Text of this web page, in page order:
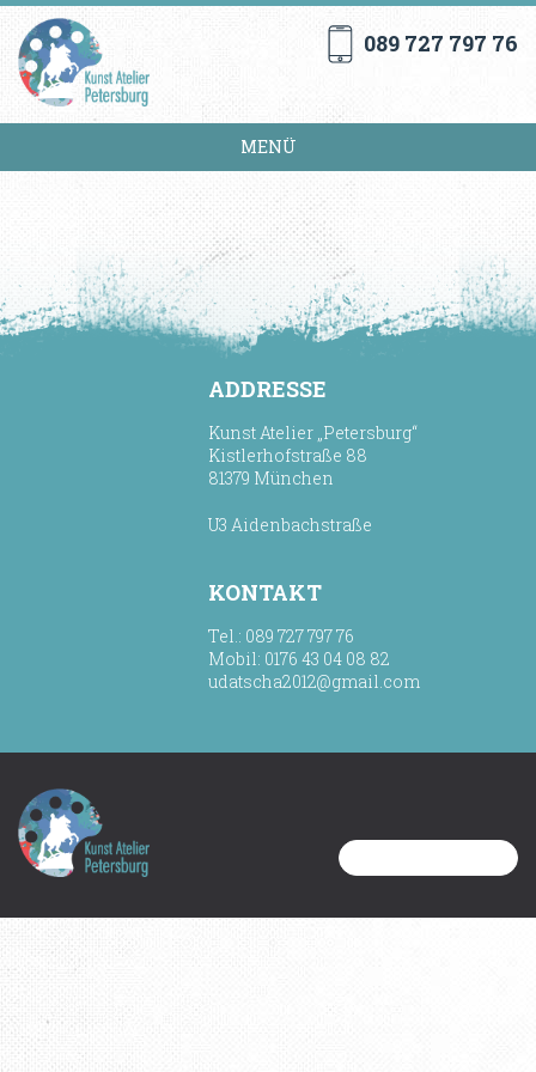
089 727 797 76
MENÜ
ADDRESSE
Kunst Atelier „Petersburg“
Kistlerhofstraße 88
81379 München
U3 Aidenbachstraße
KONTAKT
Tel.: 089 727 797 76
Mobil: 0176 43 04 08 82
udatscha2012@gmail.com